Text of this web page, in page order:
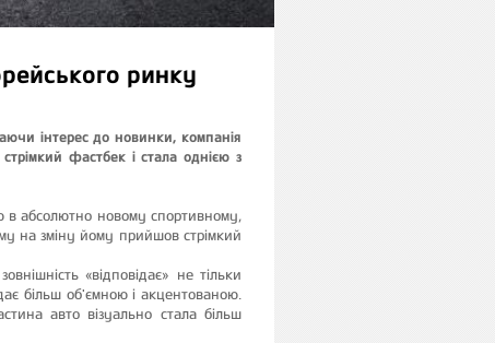
ринку
інтерес до новинки, компанія
фастбек і стала однією з
в абсолютно новому спортивному,
на зміну йому прийшов стрімкий
«відповідає» не тільки
більш об'ємною і акцентованою.
авто візуально стала більш